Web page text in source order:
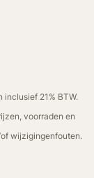
inclusief 21% BTW.
voorraden en
wijzigingenfouten.